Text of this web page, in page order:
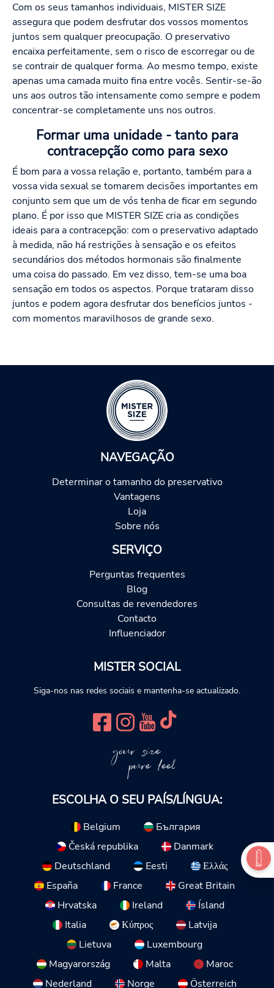
Com os seus tamanhos individuais, MISTER SIZE
assegura que podem desfrutar dos vossos momentos
juntos sem qualquer preocupação. O preservativo
encaixa perfeitamente, sem o risco de escorregar ou de
se contrair de qualquer forma. Ao mesmo tempo, existe
apenas uma camada muito fina entre vocês. Sentir-se-ão
uns aos outros tão intensamente como sempre e podem
concentrar-se completamente uns nos outros.
Formar uma unidade - tanto para
contracepção como para sexo
É bom para a vossa relação e, portanto, também para a
vossa vida sexual se tomarem decisões importantes em
conjunto sem que um de vós tenha de ficar em segundo
plano. É por isso que MISTER SIZE cria as condições
ideais para a contracepção: com o preservativo adaptado
à medida, não há restrições à sensação e os efeitos
secundários dos métodos hormonais são finalmente
uma coisa do passado. Em vez disso, tem-se uma boa
sensação em todos os aspectos. Porque trataram disso
juntos e podem agora desfrutar dos benefícios juntos -
com momentos maravilhosos de grande sexo.
NAVEGAÇÃO
Determinar o tamanho do preservativo
Vantagens
Loja
Sobre nós
SERVIÇO
Perguntas frequentes
Blog
Consultas de revendedores
Contacto
Influenciador
MISTER SOCIAL
Siga-nos nas redes sociais e mantenha-se actualizado.
your size
pure feel
ESCOLHA O SEU PAÍS/LÍNGUA:
Belgium
България
Česká republika
Danmark
Deutschland
Eesti
Ελλάς
España
France
Great Britain
Hrvatska
Ireland
Ísland
Italia
Κύπρος
Latvija
Lietuva
Luxembourg
Magyarország
Malta
Maroc
Nederland
Norge Österreich